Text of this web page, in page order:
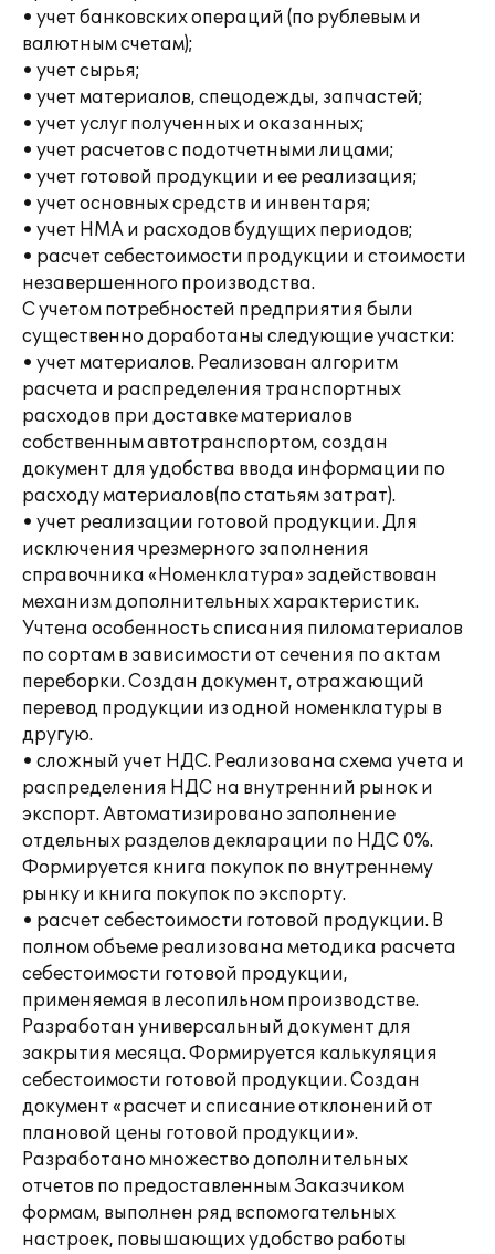
• учет банковских операций (по рублевым и
валютным счетам);
• учет сырья;
• учет материалов, спецодежды, запчастей;
• учет услуг полученных и оказанных;
• учет расчетов с подотчетными лицами;
• учет готовой продукции и ее реализация;
• учет основных средств и инвентаря;
• учет НМА и расходов будущих периодов;
• расчет себестоимости продукции и стоимости
незавершенного производства.
С учетом потребностей предприятия были
существенно доработаны следующие участки:
• учет материалов. Реализован алгоритм
расчета и распределения транспортных
расходов при доставке материалов
собственным автотранспортом, создан
документ для удобства ввода информации по
расходу материалов(по статьям затрат).
• учет реализации готовой продукции. Для
исключения чрезмерного заполнения
справочника «Номенклатура» задействован
механизм дополнительных характеристик.
Учтена особенность списания пиломатериалов
по сортам в зависимости от сечения по актам
переборки. Создан документ, отражающий
перевод продукции из одной номенклатуры в
другую.
• сложный учет НДС. Реализована схема учета и
распределения НДС на внутренний рынок и
экспорт. Автоматизировано заполнение
отдельных разделов декларации по НДС 0%.
Формируется книга покупок по внутреннему
рынку и книга покупок по экспорту.
• расчет себестоимости готовой продукции. В
полном объеме реализована методика расчета
себестоимости готовой продукции,
применяемая в лесопильном производстве.
Разработан универсальный документ для
закрытия месяца. Формируется калькуляция
себестоимости готовой продукции. Создан
документ «расчет и списание отклонений от
плановой цены готовой продукции».
Разработано множество дополнительных
отчетов по предоставленным Заказчиком
формам, выполнен ряд вспомогательных
настроек, повышающих удобство работы